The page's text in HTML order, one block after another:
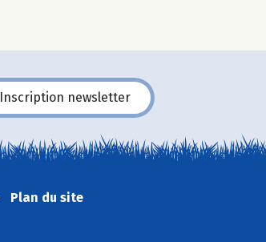
Inscription newsletter
Plan du site